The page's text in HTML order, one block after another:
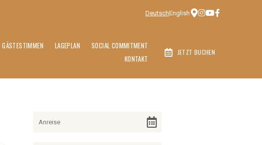
DeutschEnglish
JETZT BUCHEN
GÄSTESTIMMEN LAGEPLAN
SOCIAL COMMITMENT
KONTAKT